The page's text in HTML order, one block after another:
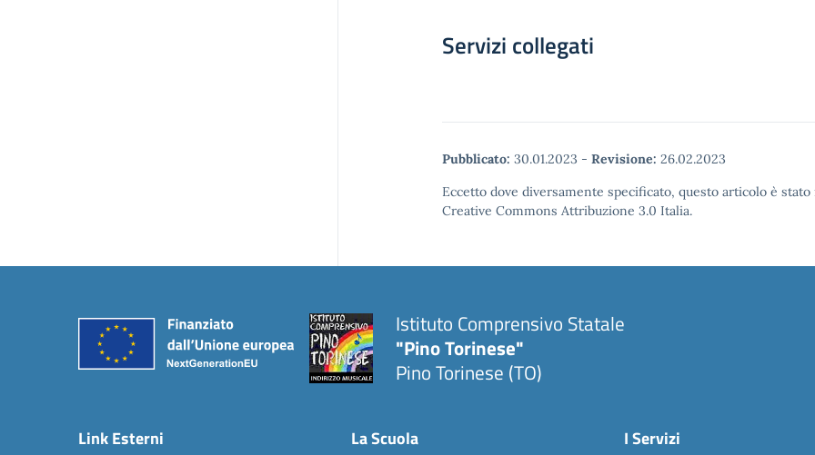
Servizi collegati
Pubblicato: 30.01.2023 - Revisione: 26.02.2023
Eccetto dove diversamente specificato, questo articolo è
Creative Commons Attribuzione 3.0 Italia.
Istituto Comprensivo Statale
"Pino Torinese"
Pino Torinese (TO)
Link Esterni La Scuola I Servizi